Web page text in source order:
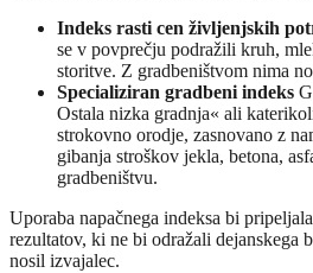
Indeks rasti cen življenjskih
se v povprečju podražili kruh,
storitve. Z gradbeništvom nima
Specializiran gradbeni indeks
Ostala nizka gradnja« ali
strokovno orodje, zasnovano z
gibanja stroškov jekla, betona,
gradbeništvu.
Uporaba napačnega indeksa bi
rezultatov, ki ne bi odražali dejanskega
nosil izvajalec.